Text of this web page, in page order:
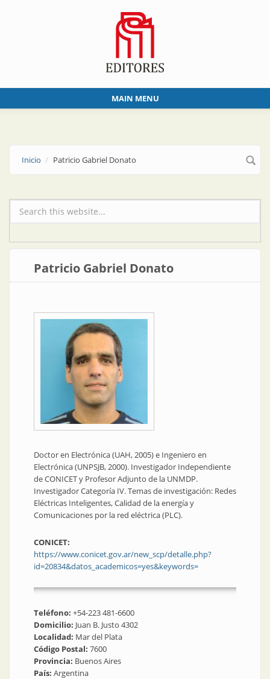
MAIN MENU
Inicio Patricio Gabriel Donato
Formulario de búsqueda
Patricio Gabriel Donato
Doctor en Electrónica (UAH, 2005) e Ingeniero en
Electrónica (UNPSJB, 2000). Investigador Independiente
de CONICET y Profesor Adjunto de la UNMDP.
Investigador Categoría IV. Temas de investigación: Redes
Eléctricas Inteligentes, Calidad de la energía y
Comunicaciones por la red eléctrica (PLC).
CONICET:
https://www.conicet.gov.ar/new_scp/detalle.php?
id=20834&datos_academicos=yes&keywords=
Teléfono: +54-223 481-6600
Domicilio: Juan B. Justo 4302
Localidad: Mar del Plata
Código Postal: 7600
Provincia: Buenos Aires
País: Argentina